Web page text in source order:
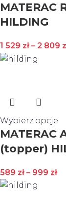
MATERAC
HILDING
1 529 zł – 2 809
Wybierz opcje
MATERAC
(topper)
589 zł – 999 zł